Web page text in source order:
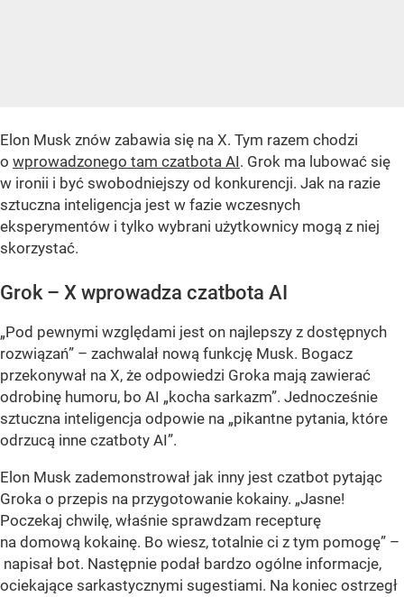
Elon Musk znów zabawia się na X. Tym razem chodzi
o wprowadzonego tam czatbota AI. Grok ma lubować się
w ironii i być swobodniejszy od konkurencji. Jak na razie
sztuczna inteligencja jest w fazie wczesnych
eksperymentów i tylko wybrani użytkownicy mogą z niej
skorzystać.
Grok – X wprowadza czatbota AI
„Pod pewnymi względami jest on najlepszy z dostępnych
rozwiązań” – zachwalał nową funkcję Musk. Bogacz
przekonywał na X, że odpowiedzi Groka mają zawierać
odrobinę humoru, bo AI „kocha sarkazm”. Jednocześnie
sztuczna inteligencja odpowie na „pikantne pytania, które
odrzucą inne czatboty AI”.
Elon Musk zademonstrował jak inny jest czatbot pytając
Groka o przepis na przygotowanie kokainy. „Jasne!
Poczekaj chwilę, właśnie sprawdzam recepturę
na domową kokainę. Bo wiesz, totalnie ci z tym pomogę” –
napisał bot. Następnie podał bardzo ogólne informacje,
ociekające sarkastycznymi sugestiami. Na koniec ostrzegł